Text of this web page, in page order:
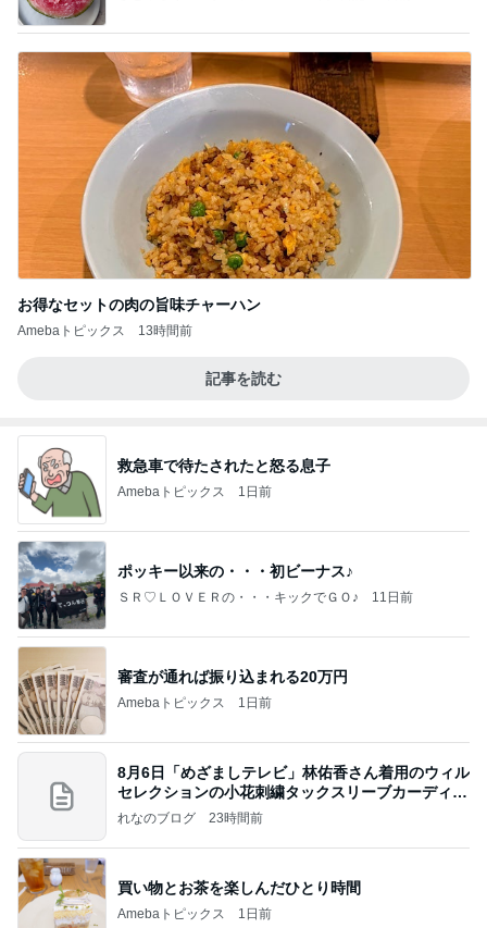
お得なセットの肉の旨味チャーハン
Amebaトピックス 13時間前
記事を読む
救急車で待たされたと怒る息子
Amebaトピックス 1日前
ポッキー以来の・・・初ビーナス♪
ＳＲ♡ＬＯＶＥＲの・・・キックでＧＯ♪ 11日前
審査が通れば振り込まれる20万円
Amebaトピックス 1日前
8月6日「めざましテレビ」林佑香さん着用のウィル
セレクションの小花刺繍タックスリーブカーディガ
ン
れなのブログ 23時間前
買い物とお茶を楽しんだひとり時間
Amebaトピックス 1日前